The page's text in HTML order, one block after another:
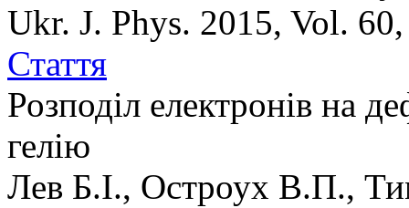
Ukr. J. Phys. 2015, Vol.
Стаття
Розподіл електронів на
гелію
Лев Б.І., Остроух В.П.,